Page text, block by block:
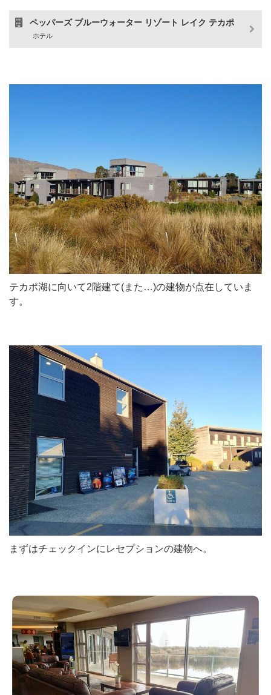
ペッパーズ ブルーウォーター リゾート レイク テカポ
ホテル
テカポ湖に向いて2階建て(また…)の建物が点在していま
す。
まずはチェックインにレセプションの建物へ。